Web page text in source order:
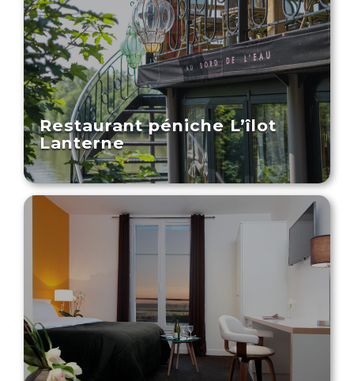
Restaurant péniche L’îlot
Lanterne